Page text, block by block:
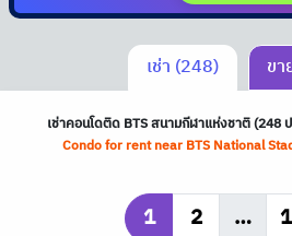
เช่า (248) ข
เช่าคอนโดติด BTSสนามกีฬาแห่งชาติ (248
Condo for rent near BTSNational
1 2 …